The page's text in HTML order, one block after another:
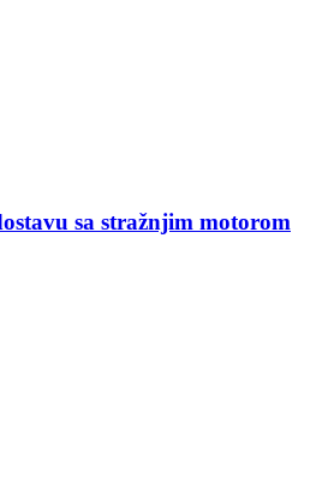
sa stražnjim motorom